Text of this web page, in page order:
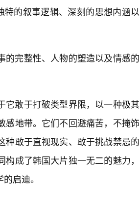
的叙事逻辑、深刻的思想内涵以
的完整性、人物的塑造以及情感的
它敢于打破类型界限，以一种极其
感地带。它们不回避痛苦，不掩饰
种敢于直视现实、敢于挑战禁忌的
成了韩国大片独一无二的魅力，
启迪。